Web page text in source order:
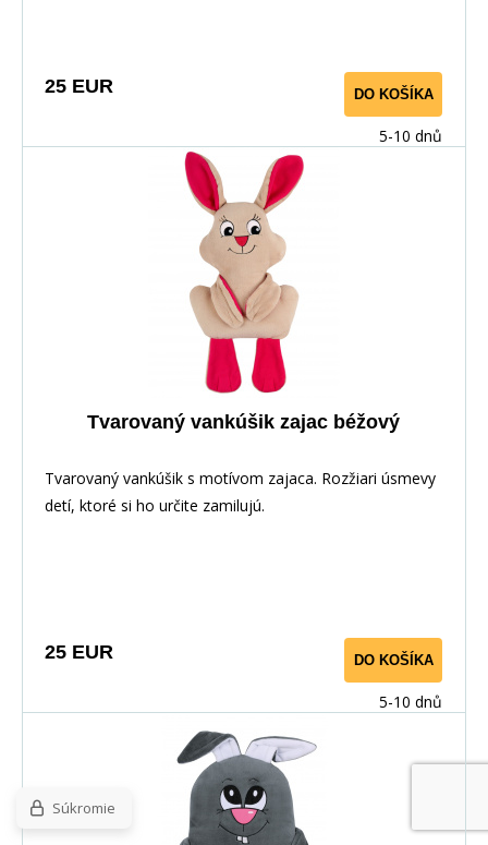
25 EUR DO KOŠÍKA
5-10 dnů
Tvarovaný vankúšik zajac béžový
Tvarovaný vankúšik s motívom zajaca. Rozžiari úsmevy
detí, ktoré si ho určite zamilujú.
25 EUR DO KOŠÍKA
5-10 dnů
Súkromie